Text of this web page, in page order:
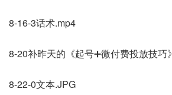
8-16-3话术.mp4
8-20补昨天的《起号➕微付费投放技巧
8-22-0文本.JPG